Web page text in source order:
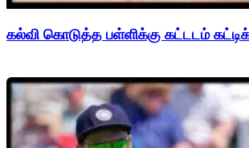
கல்வி கொடுத்த பள்ளிக்கு கட்டடம்